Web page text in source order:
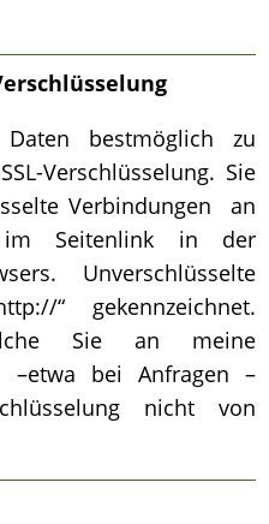
bestmöglich zu
Verschlüsselung. Sie
Verbindungen an
im Seitenlink in der
Unverschlüsselte
“ gekennzeichnet.
Sie an meine
–etwa bei Anfragen –
nicht von